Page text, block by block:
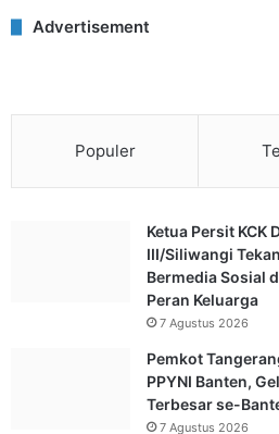
Advertisement
Populer
Ketua Persit KCK
III/Siliwangi
Bermedia Sosial
Peran Keluarga
7 Agustus 2026
Pemkot
PPYNI Banten,
Terbesar se-
7 Agustus 2026